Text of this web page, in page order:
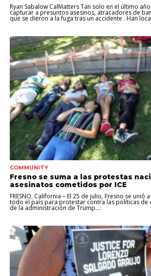
Ryan Sabalow CalMatters Tan solo en el último
capturar a presuntos asesinos, atracadores de
que se dieron a la fuga tras un accidente . Han
COMMUNITY
Fresno se suma a las protestas
asesinatos cometidos por ICE
FRESNO, California – El 25 de julio, Fresno se unió
todo el país para protestar contra las políticas
de la administración de Trump....